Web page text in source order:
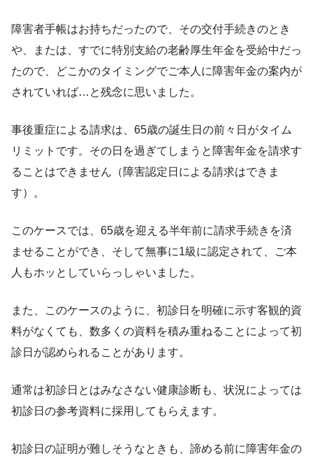
障害者手帳はお持ちだったので、その交付手続きのとき
や、または、すでに特別支給の老齢厚生年金を受給中だっ
たので、どこかのタイミングでご本人に障害年金の案内が
されていれば…と残念に思いました。
事後重症による請求は、65歳の誕生日の前々日がタイム
リミットです。その日を過ぎてしまうと障害年金を請求す
ることはできません（障害認定日による請求はできま
す）。
このケースでは、65歳を迎える半年前に請求手続きを済
ませることができ、そして無事に1級に認定されて、ご本
人もホッとしていらっしゃいました。
また、このケースのように、初診日を明確に示す客観的資
料がなくても、数多くの資料を積み重ねることによって初
診日が認められることがあります。
通常は初診日とはみなさない健康診断も、状況によっては
初診日の参考資料に採用してもらえます。
初診日の証明が難しそうなときも、諦める前に障害年金の